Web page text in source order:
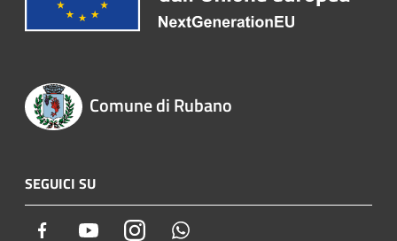
Comune di Rubano
SEGUICI SU
Facebook YoutubeInstagram